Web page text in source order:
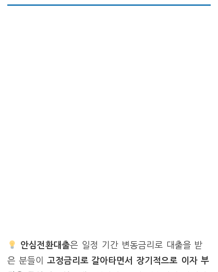
안심전환대출은 일정 기간 변동금리로 대출을 받
은 분들이 고정금리로 갈아타면서 장기적으로 이자 부